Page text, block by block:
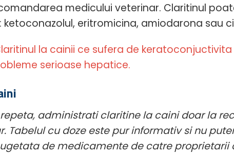
medicului veterinar. Claritinul
eritromicina, amiodarona sau
la cainii ce sufera de
serioase hepatice.
administrati claritine la caini doar la
Tabelul cu doze este pur informativ si nu
de medicamente de catre proprietarii